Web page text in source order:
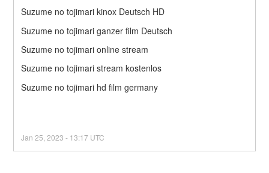
Suzume no tojimari kinox Deutsch HD
Suzume no tojimari ganzer film Deutsch
Suzume no tojimari online stream
Suzume no tojimari stream kostenlos
Suzume no tojimari hd film germany
Jan25,2023 - 13:17 UTC